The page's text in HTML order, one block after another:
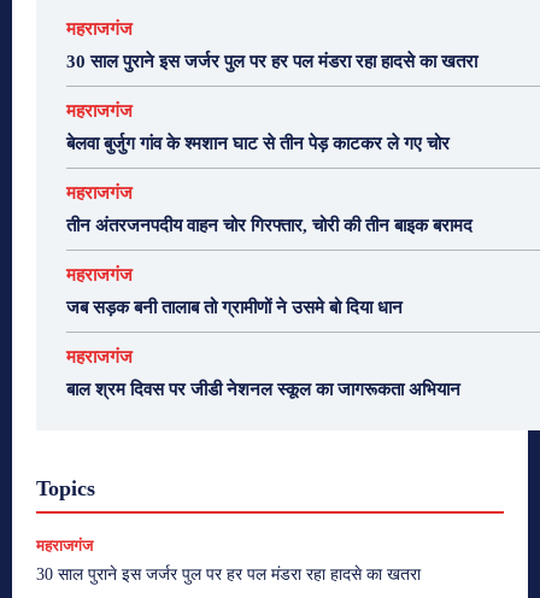
महराजगंज
30 साल पुराने इस जर्जर पुल पर हर पल मंडरा रहा हादसे का खतरा
महराजगंज
बेलवा बुर्जुग गांव के श्मशान घाट से तीन पेड़ काटकर ले गए चोर
महराजगंज
तीन अंतरजनपदीय वाहन चोर गिरफ्तार, चोरी की तीन बाइक बरामद
महराजगंज
जब सड़क बनी तालाब तो ग्रामीणों ने उसमे बो दिया धान
महराजगंज
बाल श्रम दिवस पर जीडी नेशनल स्कूल का जागरूकता अभियान
Topics
महराजगंज
30 साल पुराने इस जर्जर पुल पर हर पल मंडरा रहा हादसे का खतरा